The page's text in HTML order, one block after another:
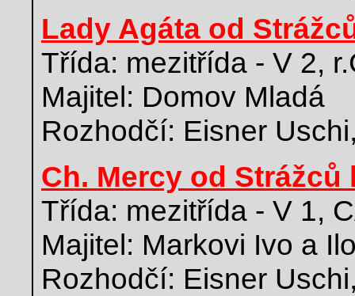
Lady Agáta od
Třída: mezitřída - V 2,
Majitel: Domov Mladá
Rozhodčí: Eisner
Ch. Mercy od Strážců
Třída: mezitřída - V 1,
Majitel: Markovi Ivo a
Rozhodčí: Eisner